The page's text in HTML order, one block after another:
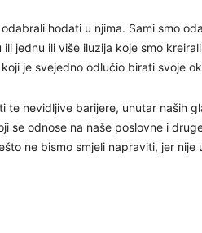
hodati u njima. Sami smo
jednu ili više iluzija koje smo
je svejedno odlučio birati svoje
te nevidljive barijere, unutar naših
se odnose na naše poslovne i
ne bismo smjeli napraviti, jer nije